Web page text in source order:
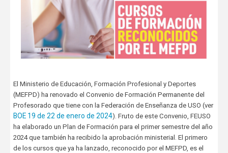
El Ministerio de Educación, Formación Profesional y Deportes
(MEFPD) ha renovado el Convenio de Formación Permanente del
Profesorado que tiene con la Federación de Enseñanza de USO (ver
BOE 19 de 22 de enero de 2024). Fruto de este Convenio, FEUSO
ha elaborado un Plan de Formación para el primer semestre del año
2024 que también ha recibido la aprobación ministerial. El primero
de los cursos que ya ha lanzado, reconocido por el MEFPD, es el